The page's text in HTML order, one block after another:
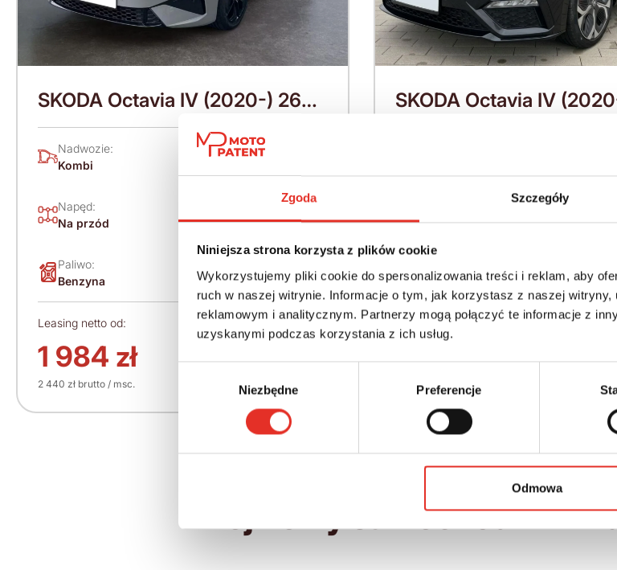
Zgoda Szczegóły
Niniejsza strona korzysta z plików cookie
Wykorzystujemy pliki cookie do spersonalizowania treści i reklam, aby
ruch w naszej witrynie. Informacje o tym, jak korzystasz z naszej witryny,
reklamowym i analitycznym. Partnerzy mogą połączyć te informacje z
uzyskanymi podczas korzystania z ich usług.
Niezbędne Preferencje
Odmowa
SKODA Octavia IV (2020-) 265
KM (2026)
Nadwozie:
Kombi
Rok produkcji:
Napęd:
Na przód
Automatyczna
Paliwo:
Benzyna
265
Leasing netto od:
1 984 zł
2 440 zł brutto / msc.
Cena brutto:
156 270 zł
SKODA Octavia IV
Na przód
Benzyna
265
Leasing netto od:
2 044 zł
2 514 zł brutto / msc.
Twój nowy samochód w